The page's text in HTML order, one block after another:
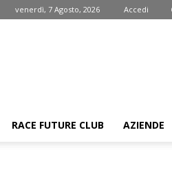
venerdì, 7 Agosto, 2026 Accedi
RACE FUTURE CLUB AZIENDE